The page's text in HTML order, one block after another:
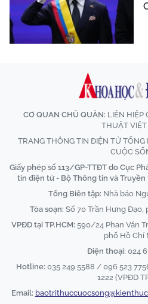
CƠ QUAN CHỦ QUẢN: LIÊN HIỆP
THUẬT
TRANG THÔNG TIN ĐIỆN TỬ
CUỘC
Giấy phép số 113/GP-TTĐT do Cục
tin điện tử - Bộ Thông tin và
Tổng Biên tập: Nhà báo
Tòa soạn: Số 70 Trần Hưng Đạo,
VPĐD tại TP.HCM: 590/24 Phan Văn
phố Hồ Chí
Điện thoại: 024
Hotline: 035 249 5588 / 096 523
1222 (VPĐD
Email: